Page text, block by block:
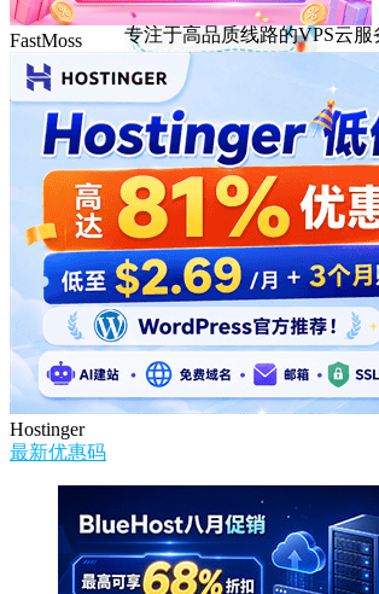
DMIT
专注于高品质线路的VPS云服
FastMoss
Hostinger
最新优惠码